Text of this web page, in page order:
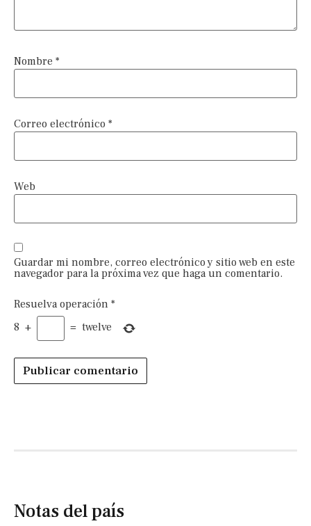
Nombre *
Correo electrónico *
Web
Guardar mi nombre, correo electrónico y sitio web en este
navegador para la próxima vez que haga un comentario.
Resuelva operación *
8 + = twelve
Notas del país